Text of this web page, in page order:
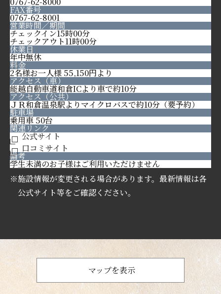
FAX番号
0767-62-8001
営業時間／期間
チェックイン15時00分
チェックアウト11時00分
休業日
年中無休
料金
2名様お一人様 55,150円より
アクセス（車）
能越自動車道和倉ICより車で約10分
アクセス（公共）
ＪＲ和倉温泉駅よりマイクロバスで約10分（要予約）
駐車場
乗用車 50台
関連リンク
公式サイト
口コミサイト
備考
学生未満のお子様はご利用いただけません
※施設情報が変更される場合があります。最新情報は各
公式サイト等をご確認ください。
マップを表示